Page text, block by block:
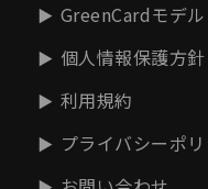
GreenCardモデ
個人情報保護方針
利用規約
プライバシーポ